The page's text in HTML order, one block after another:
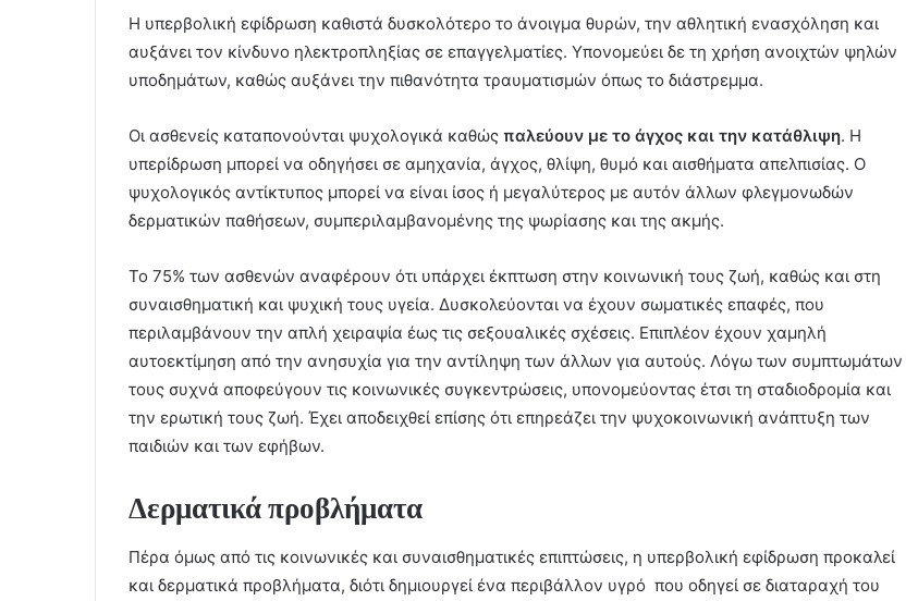
Η υπερβολική εφίδρωση καθιστά δυσκολότερο το άνοιγμα θυρών, την αθλητική ενασχόληση και
αυξάνει τον κίνδυνο ηλεκτροπληξίας σε επαγγελματίες. Υπονομεύει δε τη χρήση ανοιχτών ψηλών
υποδημάτων, καθώς αυξάνει την πιθανότητα τραυματισμών όπως το διάστρεμμα.
Οι ασθενείς καταπονούνται ψυχολογικά καθώς παλεύουν με το άγχος και την κατάθλιψη. Η
υπερίδρωση μπορεί να οδηγήσει σε αμηχανία, άγχος, θλίψη, θυμό και αισθήματα απελπισίας. Ο
ψυχολογικός αντίκτυπος μπορεί να είναι ίσος ή μεγαλύτερος με αυτόν άλλων φλεγμονωδών
δερματικών παθήσεων, συμπεριλαμβανομένης της ψωρίασης και της ακμής.
Το 75% των ασθενών αναφέρουν ότι υπάρχει έκπτωση στην κοινωνική τους ζωή, καθώς και στη
συναισθηματική και ψυχική τους υγεία. Δυσκολεύονται να έχουν σωματικές επαφές, που
περιλαμβάνουν την απλή χειραψία έως τις σεξουαλικές σχέσεις. Επιπλέον έχουν χαμηλή
αυτοεκτίμηση από την ανησυχία για την αντίληψη των άλλων για αυτούς. Λόγω των συμπτωμάτων
τους συχνά αποφεύγουν τις κοινωνικές συγκεντρώσεις, υπονομεύοντας έτσι τη σταδιοδρομία και
την ερωτική τους ζωή. Έχει αποδειχθεί επίσης ότι επηρεάζει την ψυχοκοινωνική ανάπτυξη των
παιδιών και των εφήβων.
Δερματικά προβλήματα
Πέρα όμως από τις κοινωνικές και συναισθηματικές επιπτώσεις, η υπερβολική εφίδρωση προκαλεί
και δερματικά προβλήματα, διότι δημιουργεί ένα περιβάλλον υγρό που οδηγεί σε διαταραχή του